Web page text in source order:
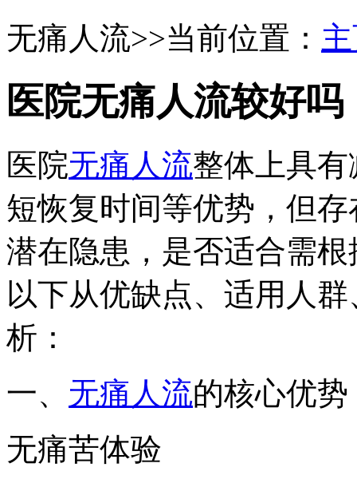
无痛人流>>当前位置：
医院无痛人流较好吗
医院无痛人流整体上具
短恢复时间等优势，但
潜在隐患，是否适合需
以下从优缺点、适用人
析：
一、 无痛人流的核心优势
无痛苦体验